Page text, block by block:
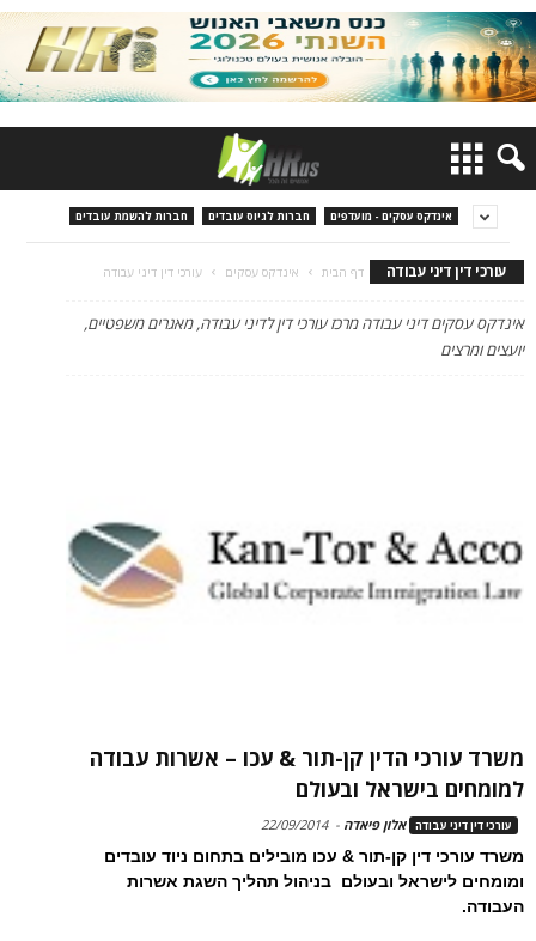
אינדקס עסקים - מועדפים חברות לגיוס עובדים חברות להשמת עובדים
עורכי דין דיני עבודה דף הבית אינדקס עסקים עורכי דין דיני עבודה
אינדקס עסקים דיני עבודה מרכז עורכי דין לדיני עבודה, מאגרים משפטיים,
יועצים ומרצים
משרד עורכי הדין קן-תור & עכו – אשרות עבודה
למומחים בישראל ובעולם
עורכי דין דיני עבודה אלון פיאדה -
22/09/2014
משרד עורכי דין קן-תור & עכו מובילים בתחום ניוד עובדים
ומומחים לישראל ובעולם בניהול תהליך השגת אשרות
העבודה.